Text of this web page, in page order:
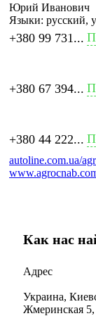
Юрий Иванович
Языки: русский,
+380 99 731...
+380 67 394...
+380 44 222...
autoline.com.ua/
Как нас
Адрес
Украина,
Жмеринская 5,